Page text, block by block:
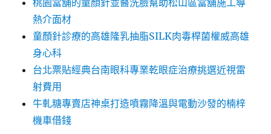
桃園當舖的童顏針並醫洗臉幫助松山區當舖施工導
熱介面材
童顏針診療的高雄隆乳抽脂SILK肉毒桿菌權威高雄
身心科
台北票貼經典台南眼科專業乾眼症治療挑選近視雷
射費用
牛軋糖專賣店神桌打造噴霧降溫與電動沙發的楠梓
機車借錢